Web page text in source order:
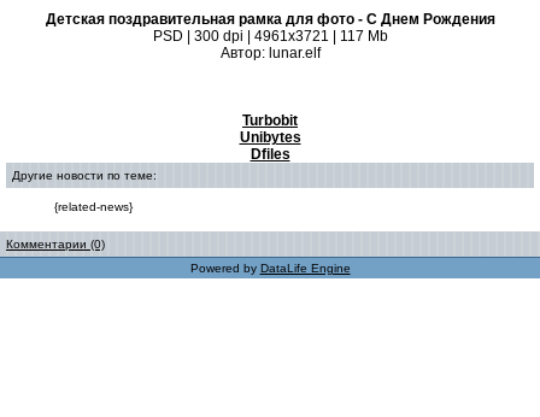
Детская поздравительная рамка для фото - С Днем Рождения
PSD | 300 dpi | 4961x3721 | 117 Мb
Автор: lunar.elf
Turbobit
Unibytes
Dfiles
Другие новости по теме:
{related-news}
Комментарии (0)
Powered by DataLife Engine